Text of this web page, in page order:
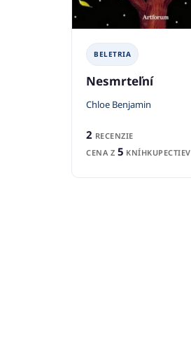
BELETRIA
Nesmrteľní
Chloe Benjamin
2 RECENZIE
CENA Z 5 KNÍHKUPECTIEV